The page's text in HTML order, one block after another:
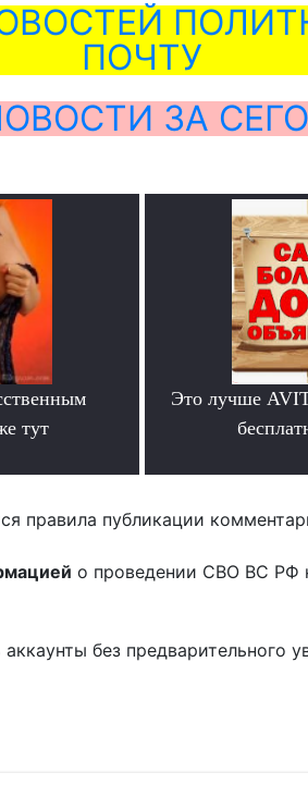
ПОЧТУ
ЗА
тут
Это лучше
правила публикации
о проведении СВО ВС РФ
без предварительного